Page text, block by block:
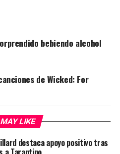
bebiendo alcohol
de Wicked: For
LIKE
destaca apoyo positivo tras